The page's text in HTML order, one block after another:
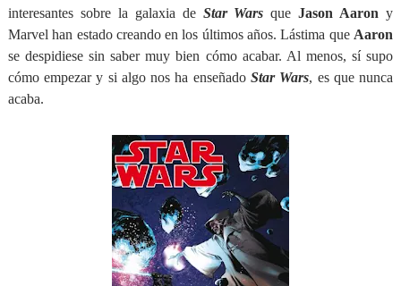
interesantes sobre la galaxia de Star Wars que Jason Aaron y
Marvel han estado creando en los últimos años. Lástima que Aaron
se despidiese sin saber muy bien cómo acabar. Al menos, sí supo
cómo empezar y si algo nos ha enseñadoStar Wars, es que nunca
acaba.